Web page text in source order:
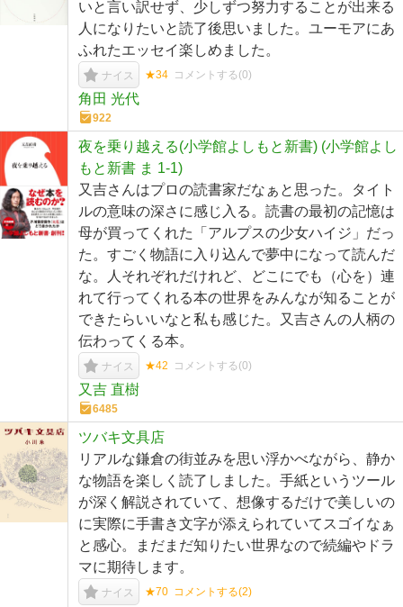
いと言い訳せず、少しずつ努力することが出来る
人になりたいと読了後思いました。ユーモアにあ
ふれたエッセイ楽しめました。
ナイス ★34 コメントする(0)
角田 光代
922
夜を乗り越える(小学館よしもと新書) (小学館よし
もと新書 ま 1-1)
又吉さんはプロの読書家だなぁと思った。タイト
ルの意味の深さに感じ入る。読書の最初の記憶は
母が買ってくれた「アルプスの少女ハイジ」だっ
た。すごく物語に入り込んで夢中になって読んだ
な。人それぞれだけれど、どこにでも（心を）連
れて行ってくれる本の世界をみんなが知ることが
できたらいいなと私も感じた。又吉さんの人柄の
伝わってくる本。
ナイス ★42 コメントする(0)
又吉 直樹
6485
ツバキ文具店
リアルな鎌倉の街並みを思い浮かべながら、静か
な物語を楽しく読了しました。手紙というツール
が深く解説されていて、想像するだけで美しいの
に実際に手書き文字が添えられていてスゴイなぁ
と感心。まだまだ知りたい世界なので続編やドラ
マに期待します。
ナイス ★70 コメントする(2)